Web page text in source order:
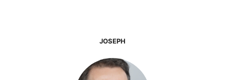
JOSEPH